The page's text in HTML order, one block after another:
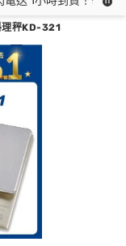
理秤KD-321